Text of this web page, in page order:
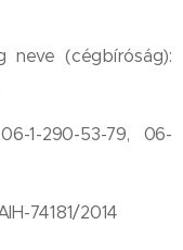
neve (cégbíróság):
1-290-53-79, 06-
74181/2014